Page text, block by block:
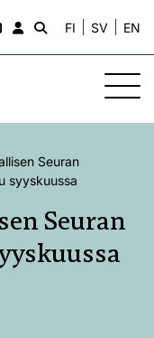
FI SV EN
Seuran
syyskuussa
Seuran